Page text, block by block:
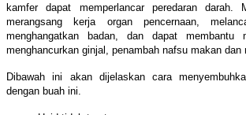
kamfer dapat memperlancar peredaran darah.
merangsang kerja organ pencernaan,
menghangatkan badan, dan dapat membantu
menghancurkan ginjal, penambah nafsu makan dan
Dibawah ini akan dijelaskan cara
dengan buah ini.